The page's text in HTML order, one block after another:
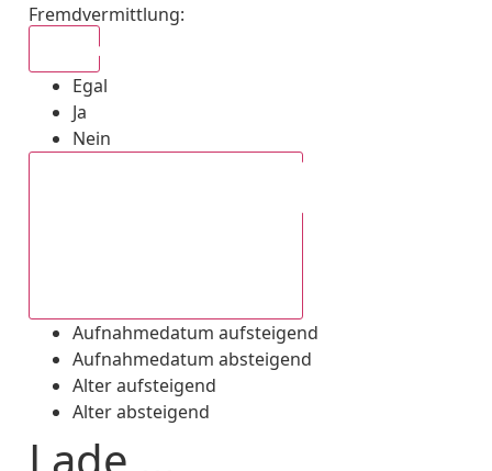
Fremdvermittlung:
Egal
Ja
Nein
Aufnahmedatum aufsteigend
Aufnahmedatum absteigend
Alter aufsteigend
Alter absteigend